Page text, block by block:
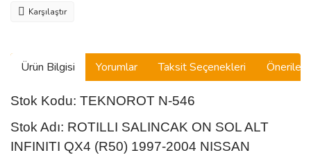
Karşılaştır
Ürün Bilgisi Yorumlar Taksit Seçenekleri
Stok Kodu: TEKNOROT N-546
Stok Adı: ROTILLI SALINCAK ON SOL ALT
INFINITI QX4 (R50) 1997-2004 NISSAN